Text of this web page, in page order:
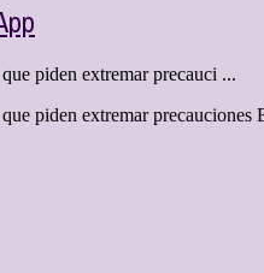
piden extremar precauci ...
piden extremar